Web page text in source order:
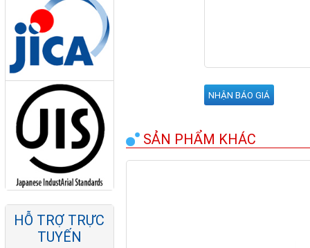
SẢN PHẨM KHÁC
HỖ TRỢ TRỰC
TUYẾN
Ty ren mạ kẽm
- Ty ren mạ kẽm giá
rẻ nhất